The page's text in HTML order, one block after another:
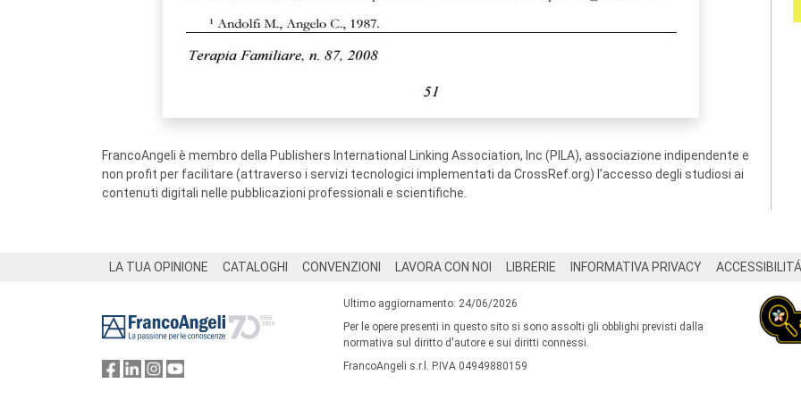
FrancoAngeli è membro della Publishers International Linking Association, Inc (PILA), associazione indipendente e
non profit per facilitare (attraverso i servizi tecnologici implementati da CrossRef.org) l’accesso degli studiosi ai
contenuti digitali nelle pubblicazioni professionali e scientifiche.
LA TUA OPINIONE CATALOGHI CONVENZIONI LAVORA CON NOI LIBRERIE INFORMATIVA PRIVACY ACCESSIBILITÁ
Ultimo aggiornamento: 24/06/2026
Per le opere presenti in questo sito si sono assolti gli obblighi previsti dalla
normativa sul diritto d'autore e sui diritti connessi.
FrancoAngeli s.r.l. P.IVA 04949880159